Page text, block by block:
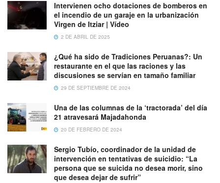
Intervienen ocho dotaciones de bomberos en
el incendio de un garaje en la urbanización
Virgen de Itziar | Vídeo
2 DE ABRIL DE 2025
¿Qué ha sido de Tradiciones Peruanas?: Un
restaurante en el que las raciones y las
discusiones se servían en tamaño familiar
29 DE SEPTIEMBRE DE 2024
Una de las columnas de la ‘tractorada’ del día
21 atravesará Majadahonda
20 DE FEBRERO DE 2024
Sergio Tubío, coordinador de la unidad de
intervención en tentativas de suicidio: “La
persona que se suicida no desea morir, sino
que desea dejar de sufrir”